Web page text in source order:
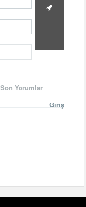
Son Yorumlar
Giriş